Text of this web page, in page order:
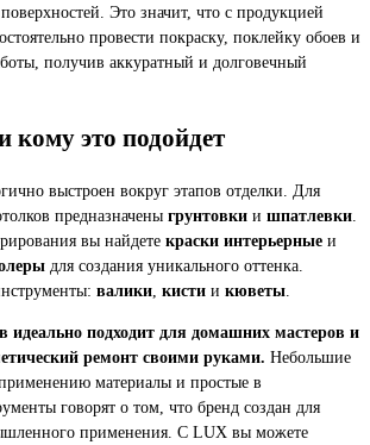
Это значит, что с продукцией
провести покраску, поклейку обоев и
получив аккуратный и долговечный
кому это подойдет
выстроен вокруг этапов отделки. Для
предназначены грунтовки и шпатлевки
вы найдете краски интерьерные и
для создания уникального оттенка.
валики кисти и кюветы
идеально подходит для домашних мастеров и
ремонт своими руками. Небольшие
материалы и простые в
говорят о том, что бренд создан для
применения. С LUX вы можете